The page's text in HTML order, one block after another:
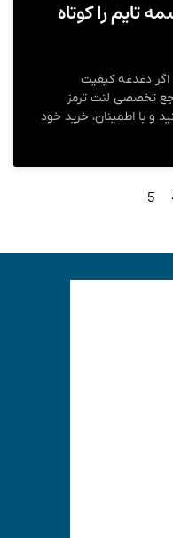
را کوتاه
دغدغه کیفیت
تخصصی لنت ترمز
و با اطمینان، خرید خود
5